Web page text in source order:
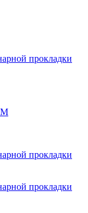
прокладки
прокладки
прокладки